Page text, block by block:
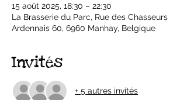
15 août 2025, 18:30 – 22:30
La Brasserie du Parc, Rue des Chasseurs
Ardennais 60, 6960 Manhay, Belgique
Invités
+ 5 autres invités